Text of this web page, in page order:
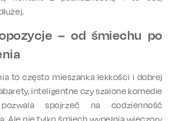
– od śmiechu po
to często mieszanka lekkości i dobrej
inteligentne czy szalone komedie
spojrzeć na codzienność
Ale nie tylko śmiech wypełnia wieczory